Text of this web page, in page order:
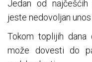
Jedan od
jeste nedovoljan
Tokom toplijih
može dovesti do